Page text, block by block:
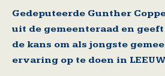
Gedeputeerde Gunther
uit de gemeenteraad en
de kans om als jongste
ervaring op te doen in LEEUW